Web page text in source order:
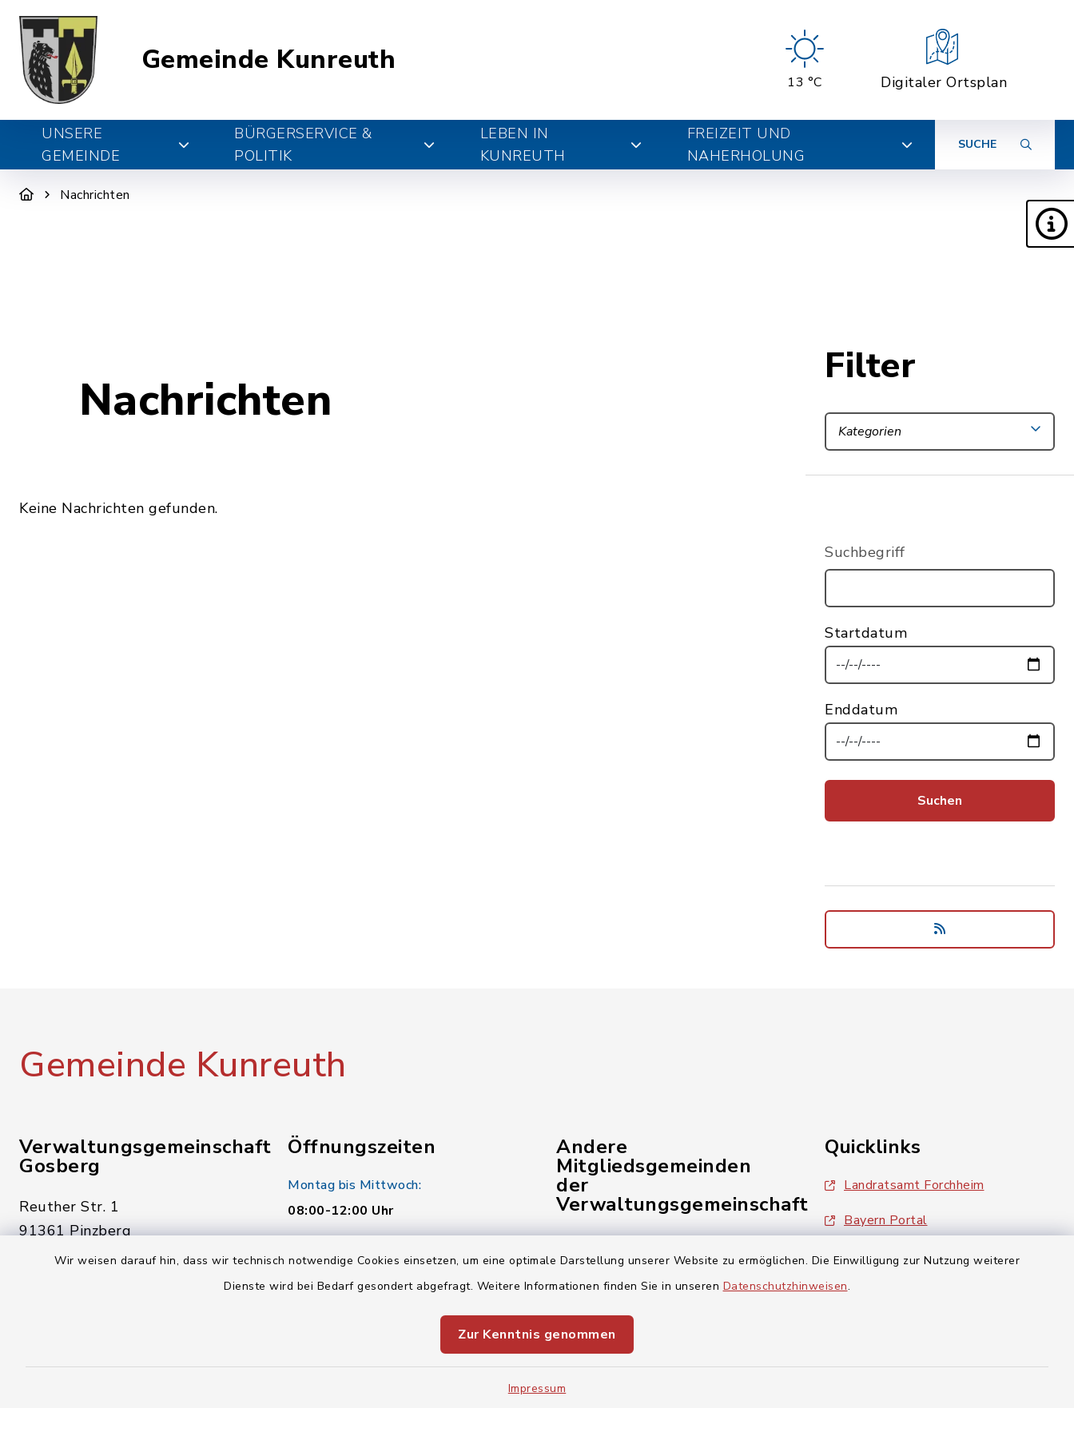
Wir weisen darauf hin, dass wir technisch notwendige Cookies einsetzen, um eine optimale Darstellung unserer Website zu ermöglichen. Die Einwilligung zur Nutzung weiterer
Dienste wird bei Bedarf gesondert abgefragt. Weitere Informationen finden Sie in unseren Datenschutzhinweisen.
Zur Kenntnis genommen
Impressum
Gemeinde Kunreuth
13 °C Digitaler Ortsplan
UNSERE
GEMEINDE
BÜRGERSERVICE &
POLITIK
LEBEN IN
KUNREUTH
FREIZEIT UND
NAHERHOLUNG
SUCHE
Nachrichten
Nachrichten
Keine Nachrichten gefunden.
Filter
Kategorien
Suchbegriff
Startdatum
Enddatum
Gemeinde Kunreuth
Verwaltungsgemeinschaft
Gosberg
Reuther Str. 1
91361 Pinzberg
09191 7950-0
Öffnungszeiten
Montag bis Mittwoch:
08:00-12:00 Uhr
Andere
Mitgliedsgemeinden
der
Verwaltungsgemeinschaft
Gemeinde Wiesenthau
Verwaltungsgemeinschaft Gosberg
Quicklinks
Landratsamt Forchheim
Bayern Portal
inixmedia